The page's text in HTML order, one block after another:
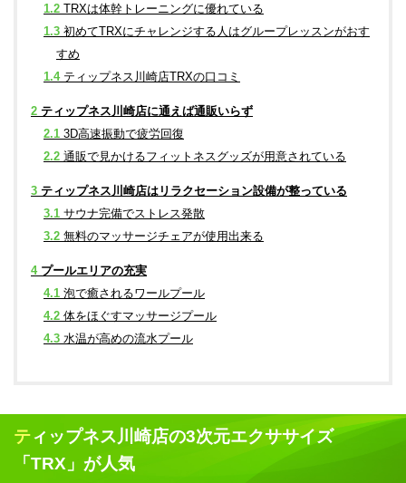
1.2 TRXは体幹トレーニングに優れている
1.3 初めてTRXにチャレンジする人はグループレッスンがおす
すめ
1.4ティップネス川崎店TRXの口コミ
2 ティップネス川崎店に通えば通販いらず
2.1 3D高速振動で疲労回復
2.2 通販で見かけるフィットネスグッズが用意されている
3 ティップネス川崎店はリラクセーション設備が整っている
3.1 サウナ完備でストレス発散
3.2 無料のマッサージチェアが使用出来る
4プールエリアの充実
4.1 泡で癒されるワールプール
4.2 体をほぐすマッサージプール
4.3 水温が高めの流水プール
ティップネス川崎店の3次元エクササイズ
「TRX」が人気